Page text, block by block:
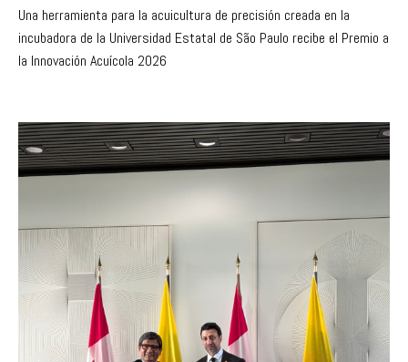
Una herramienta para la acuicultura de precisión creada en la
incubadora de la Universidad Estatal de São Paulo recibe el Premio a
la Innovación Acuícola 2026